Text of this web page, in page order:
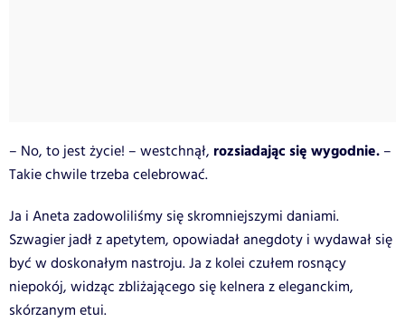
– No, to jest życie! – westchnął, rozsiadając się wygodnie. –
Takie chwile trzeba celebrować.
Ja i Aneta zadowoliliśmy się skromniejszymi daniami.
Szwagier jadł z apetytem, opowiadał anegdoty i wydawał się
być w doskonałym nastroju. Ja z kolei czułem rosnący
niepokój, widząc zbliżającego się kelnera z eleganckim,
skórzanym etui.